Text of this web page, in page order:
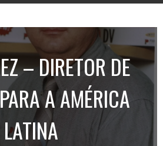
– DIRETOR DE
A AMÉRICA
LATINA